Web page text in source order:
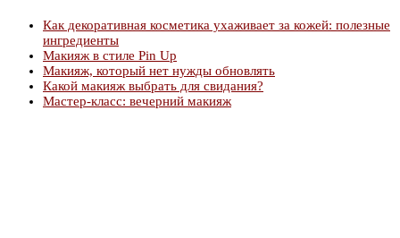
Как декоративная косметика ухаживает за кожей: полезные
ингредиенты
Макияж в стиле Pin Up
Макияж, который нет нужды обновлять
Какой макияж выбрать для свидания?
Мастер-класс: вечерний макияж